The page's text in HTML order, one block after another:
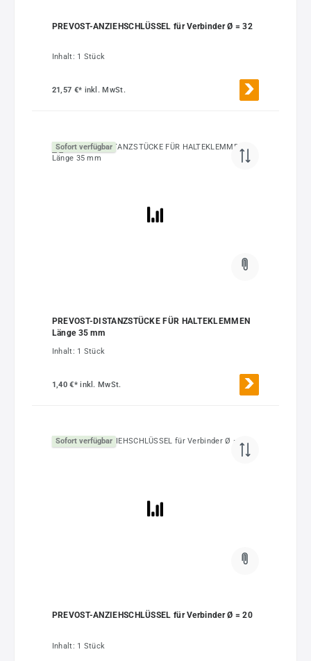
PREVOST-ANZIEHSCHLÜSSEL für Verbinder Ø = 32
Inhalt: 1 Stück
21,57 €* inkl. MwSt.
Sofort verfügbar
PREVOST-DISTANZSTÜCKE FÜR HALTEKLEMMEN
Länge 35 mm
Inhalt: 1 Stück
1,40 €*inkl. MwSt.
Sofort verfügbar
PREVOST-ANZIEHSCHLÜSSEL für Verbinder Ø = 20
Inhalt: 1 Stück